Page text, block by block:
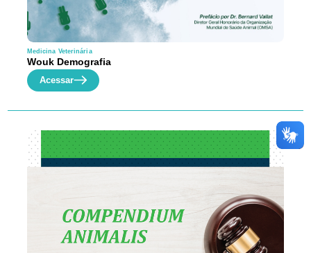
Medicina Veterinária
Wouk Demografia
Acessar